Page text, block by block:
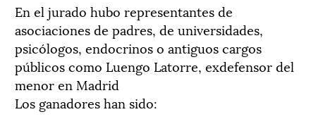
En el jurado hubo representantes de
asociaciones de padres, de universidades,
psicólogos, endocrinos o antiguos cargos
públicos como Luengo Latorre, exdefensor del
menor en Madrid
Los ganadores han sido: